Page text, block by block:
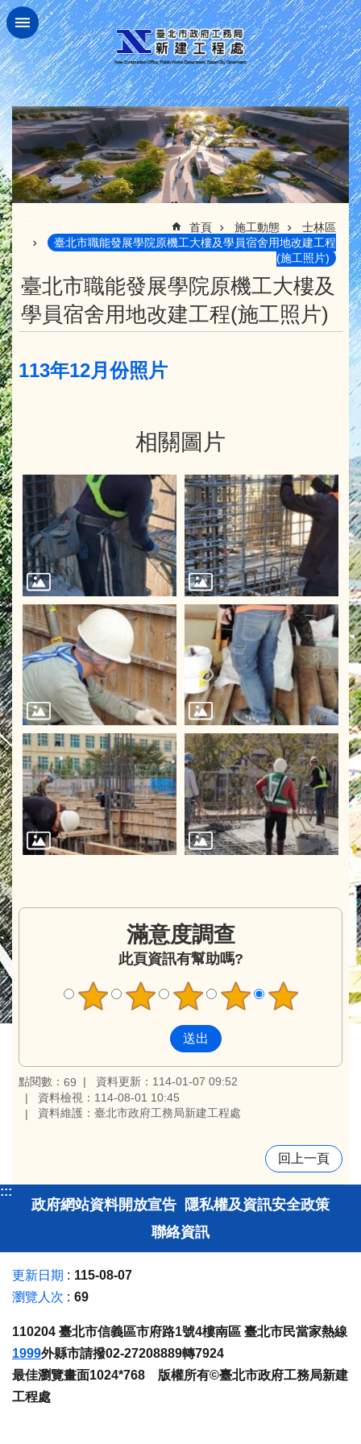
跳到主要內容區塊
首頁 施工動態
士林區
臺北市職能發展學院原機工大樓及學員宿舍用地改建工程
(施工照片)
臺北市職能發展學院原機工大樓及
學員宿舍用地改建工程(施工照片)
113年12月份照片
相關圖片
滿意度調查
此頁資訊有幫助嗎?
點閱數： 69
資料更新：114-01-07 09:52
資料檢視：114-08-01 10:45
資料維護：臺北市政府工務局新建工程處
回上一頁
:::
政府網站資料開放宣告 隱私權及資訊安全政策
聯絡資訊
更新日期
115-08-07
瀏覽人次
69
110204 臺北市信義區市府路1號4樓南區 臺北市民當家熱線
1999外縣市請撥02-27208889轉7924
最佳瀏覽畫面1024*768 版權所有©臺北市政府工務局新建
工程處